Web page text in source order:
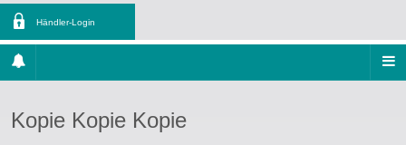
Händler-Login
de passe
Kopie Kopie Kopie